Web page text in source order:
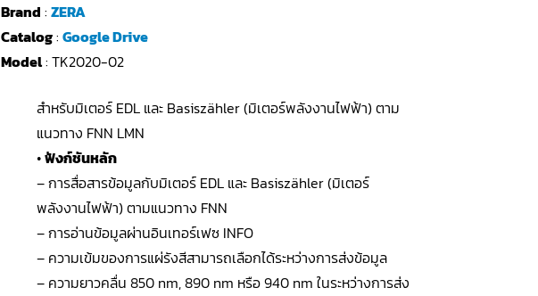
Brand : ZERA
Catalog: Google Drive
Model: TK2020-02
สำหรับมิเตอร์ EDL และ Basiszähler (มิเตอร์พลังงานไฟฟ้า) ตาม
แนวทาง FNN LMN
•ฟังก์ชันหลัก
– การสื่อสารข้อมูลกับมิเตอร์ EDL และ Basiszähler (มิเตอร์
พลังงานไฟฟ้า) ตามแนวทาง FNN
– การอ่านข้อมูลผ่านอินเทอร์เฟซ INFO
– ความเข้มของการแผ่รังสีสามารถเลือกได้ระหว่างการส่งข้อมูล
– ความยาวคลื่น 850 nm, 890 nm หรือ 940 nm ในระหว่างการส่ง